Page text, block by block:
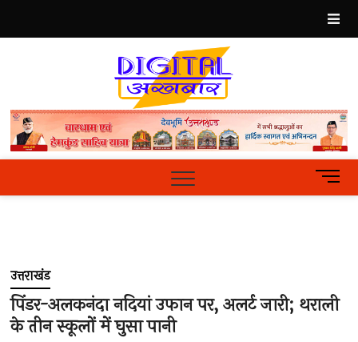
content
Hindi
News
PortalM
e
t
o
उत्तराखंड
पिंडर-अलकनंदा नदियां उफान पर, अलर्ट जारी; थराली
के तीन स्कूलों में घुसा पानी